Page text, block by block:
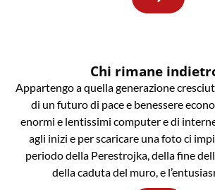
Chi rimane
Appartengo a quella generazione
di un futuro di pace e benessere
enormi e lentissimi computer e di
agli inizi e per scaricare una foto ci
periodo della Perestrojka, della fine
della caduta del muro, e